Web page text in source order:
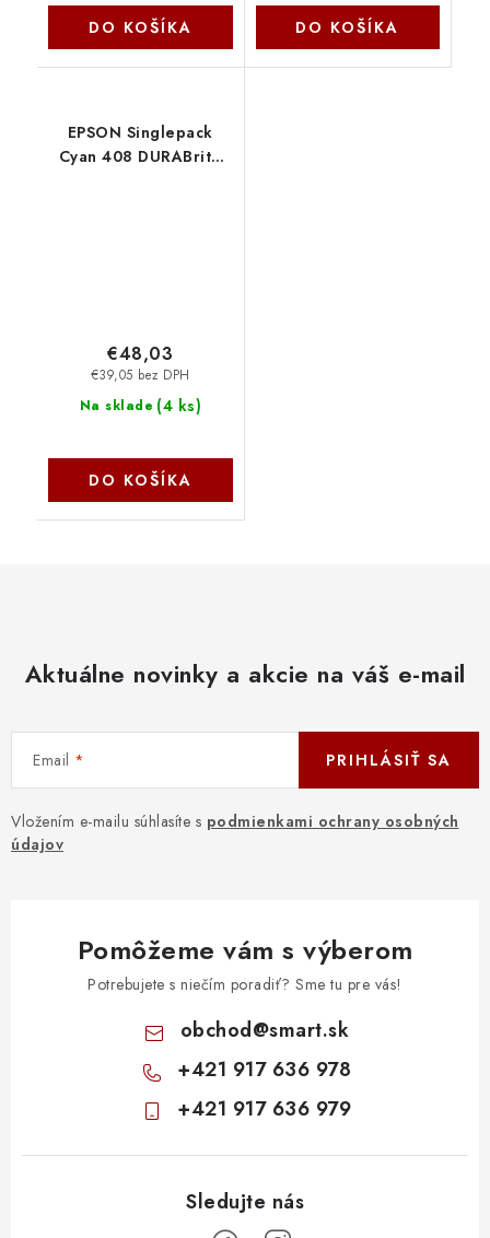
DO KOŠÍKA DO KOŠÍKA
EPSON Singlepack
Cyan 408 DURABrite
Na sklade (4 ks)
€39,05 bez DPH
€48,03
DO KOŠÍKA
Aktuálne novinky a akcie na váš e-mail
Email
Vložením e-mailu súhlasíte s podmienkami ochrany osobných
údajov
PRIHLÁSIŤ SA
Pomôžeme vám s výberom
Potrebujete s niečím poradiť? Sme tu pre vás!
obchod@smart.sk
+421 917 636 978
+421 917 636 979